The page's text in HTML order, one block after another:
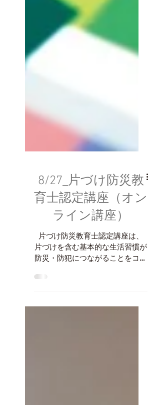
8/27_片づけ防災教
育士認定講座（オン
ライン講座）
片づけ防災教育士認定講座は、
片づけを含む基本的な生活習慣が
防災・防犯につながることをコン
動は状況によって異なります。命